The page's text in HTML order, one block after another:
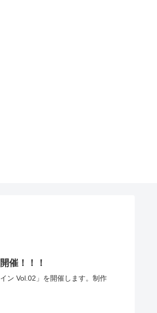
催！！！
ン Vol.02」を開催します。制作